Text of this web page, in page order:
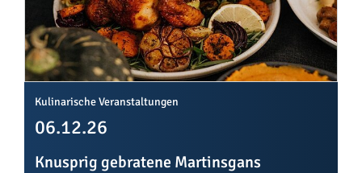
Kulinarische Veranstaltungen
06.12.26
Knusprig gebratene Martinsgans